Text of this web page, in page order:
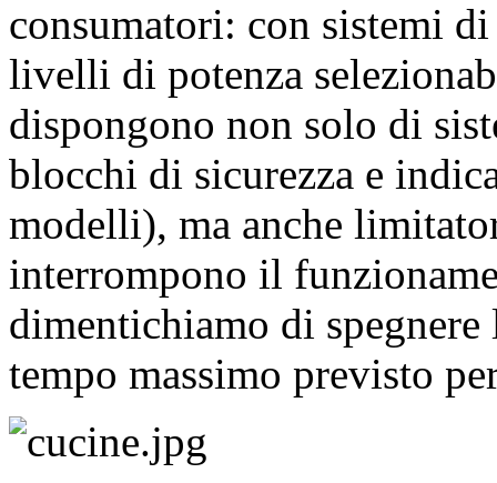
consumatori: con sistemi
livelli di potenza
dispongono non solo di
blocchi di sicurezza e
modelli), ma anche
interrompono il
dimentichiamo di spegnere
tempo massimo previsto